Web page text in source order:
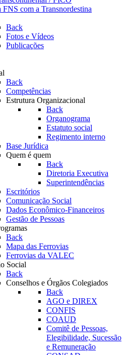
FNS com a Transnordestina
Back
Fotos e Vídeos
Publicações
Back
Competências
Estrutura Organizacional
Back
Organograma
Estatuto social
Regimento interno
Base Jurídica
Quem é quem
Back
Diretoria Executiva
Superintendências
Escritórios
Comunicação Social
Dados Econômico-Financeiros
Gestão de Pessoas
Back
Mapa das Ferrovias
Ferrovias da VALEC
Social
Back
Conselhos e Órgãos Colegiados
Back
AGO e DIREX
CONFIS
COAUD
Comitê de Pessoas,
Elegibilidade, Sucessão
e Remuneração